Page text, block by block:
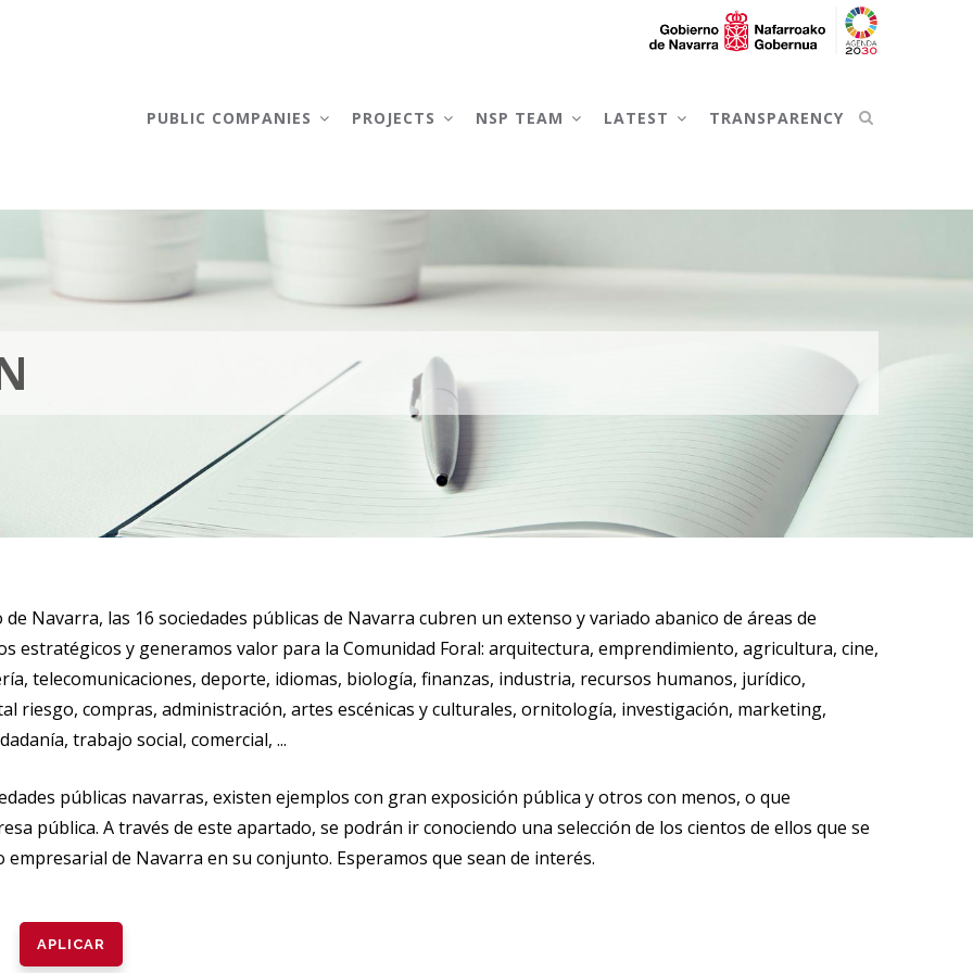
PUBLIC COMPANIES PROJECTS NSP TEAM LATEST TRANSPARENCY
Navarra, las 16 sociedades públicas de Navarra cubren un extenso y variado abanico de áreas de
estratégicos y generamos valor para la Comunidad Foral: arquitectura, emprendimiento, agricultura, cine,
telecomunicaciones, deporte, idiomas, biología, finanzas, industria, recursos humanos, jurídico,
riesgo, compras, administración, artes escénicas y culturales, ornitología, investigación, marketing,
trabajo social, comercial, ...
públicas navarras, existen ejemplos con gran exposición pública y otros con menos, o que
pública. A través de este apartado, se podrán ir conociendo una selección de los cientos de ellos que se
de Navarra en su conjunto. Esperamos que sean de interés.